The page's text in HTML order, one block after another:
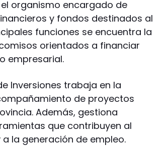
organismo encargado de
y fondos destinados al
funciones se encuentra la
orientados a financiar
empresarial.
Inversiones trabaja en la
de proyectos
Además, gestiona
que contribuyen al
la generación de empleo.